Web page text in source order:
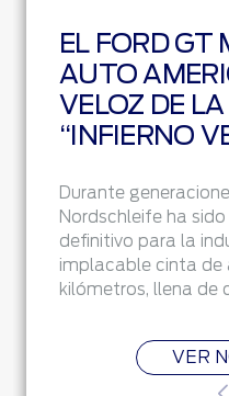
EL FORD GT
AUTO
VELOZ DE
“INFIERNO
Durante
Nordschleife ha
definitivo para la
implacable cinta de
kilómetros, llena de
VER